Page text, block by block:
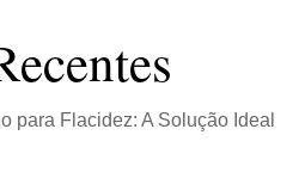
para Flacidez: A Solução Ideal